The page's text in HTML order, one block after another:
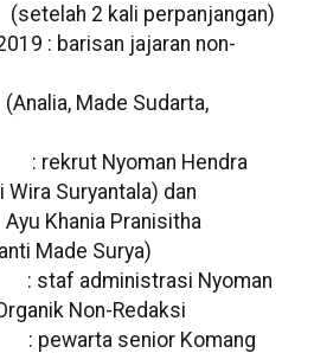
perpanjangan)
: barisan jajaran non-
Sudarta,
Nyoman Hendra
Suryantala) dan
Pranisitha
Made Surya)
administrasi Nyoman
Non-Redaksi
senior Komang